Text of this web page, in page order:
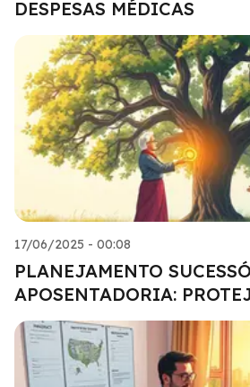
DESPESAS MÉDICAS
17/06/2025 - 00:08
PLANEJAMENTO
APOSENTADORIA: